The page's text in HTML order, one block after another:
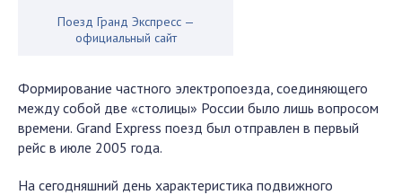
Поезд Гранд Экспресс —
официальный сайт
Формирование частного электропоезда, соединяющего
между собой две «столицы» России было лишь вопросом
времени. Grand Express поезд был отправлен в первый
рейс в июле 2005 года.
На сегодняшний день характеристика подвижного